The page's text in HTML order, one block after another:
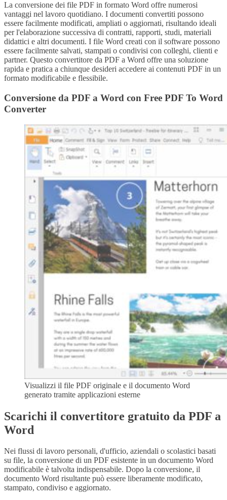
La conversione dei file PDF in formato Word offre numerosi
vantaggi nel lavoro quotidiano. I documenti convertiti possono
essere facilmente modificati, ampliati o aggiornati, risultando ideali
per l'elaborazione successiva di contratti, rapporti, studi, materiali
didattici e altri documenti. I file Word creati con il software possono
essere facilmente salvati, stampati o condivisi con colleghi, clienti e
partner. Questo convertitore da PDF a Word offre una soluzione
rapida e pratica a chiunque desideri accedere ai contenuti PDF in un
formato modificabile e flessibile.
Conversione da PDF a Word con Free PDF To Word
Converter
Visualizzi il file PDF originale e il documento Word
generato tramite applicazioni esterne
Scarichi il convertitore gratuito da PDF a
Word
Nei flussi di lavoro personali, d'ufficio, aziendali o scolastici basati
su file, la conversione di un PDF esistente in un documento Word
modificabile è talvolta indispensabile. Dopo la conversione, il
documento Word risultante può essere liberamente modificato,
stampato, condiviso e aggiornato.